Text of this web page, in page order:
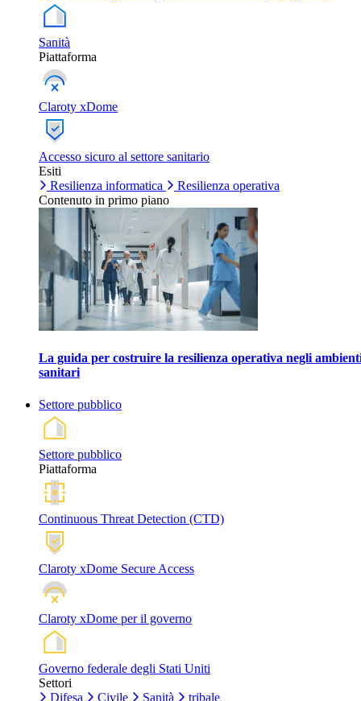
Sanità
Piattaforma
Claroty xDome
Accesso sicuro al settore sanitario
Esiti
Resilienza informatica
Resilienza operativa
Contenuto in primo piano
La guida per costruire la resilienza operativa negli
sanitari
Settore pubblico
Settore pubblico
Piattaforma
Continuous Threat Detection (CTD)
Claroty xDome Secure Access
Claroty xDome per il governo
Governo federale degli Stati Uniti
Settori
Difesa
Civile Sanità tribale